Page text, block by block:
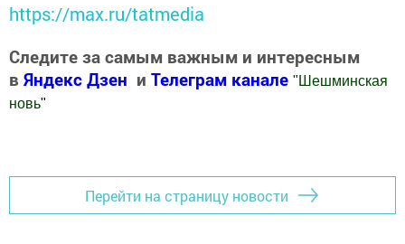
https://max.ru/tatmedia
Следите за самым важным и интересным
в Яндекс Дзен и Телеграм канале "Шешминская
новь"
Перейти на страницу новости